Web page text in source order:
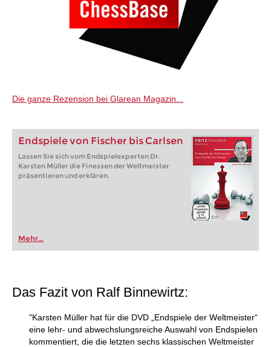
Die ganze Rezension bei Glarean Magazin...
Endspiele von Fischer bis Carlsen
Lassen Sie sich vom Endspielexperten Dr.
Karsten Müller die Finessen der Weltmeister
präsentieren und erklären.
Mehr...
Das Fazit von Ralf Binnewirtz:
"Karsten Müller hat für die DVD „Endspiele der Weltmeister“
eine lehr- und abwechslungsreiche Auswahl von Endspielen
kommentiert, die die letzten sechs klassischen Weltmeister